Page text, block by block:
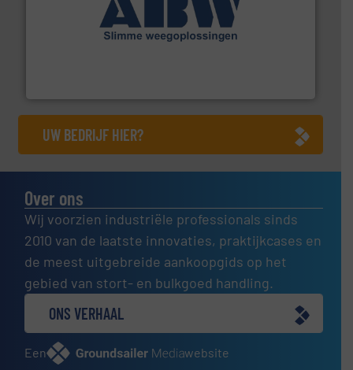
geautomatiseerde weegoplossingen.Meer info ➜
UW BEDRIJF HIER?
Over ons
Wij voorzien industriële professionals sinds
2010 van de laatste innovaties, praktijkcases en
de meest uitgebreide aankoopgids op het
gebied van stort- en bulkgoed handling.
ONS VERHAAL
Een website